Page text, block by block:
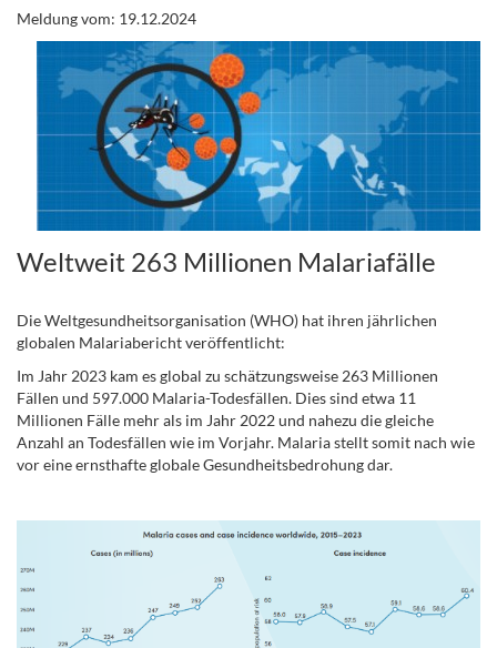
Meldung vom: 19.12.2024
Weltweit 263 Millionen Malariafälle
Die Weltgesundheitsorganisation (WHO) hat ihren jährlichen
globalen Malariabericht veröffentlicht:
Im Jahr 2023 kam es global zu schätzungsweise 263 Millionen
Fällen und 597.000 Malaria-Todesfällen. Dies sind etwa 11
Millionen Fälle mehr als im Jahr 2022 und nahezu die gleiche
Anzahl an Todesfällen wie im Vorjahr. Malaria stellt somit nach wie
vor eine ernsthafte globale Gesundheitsbedrohung dar.